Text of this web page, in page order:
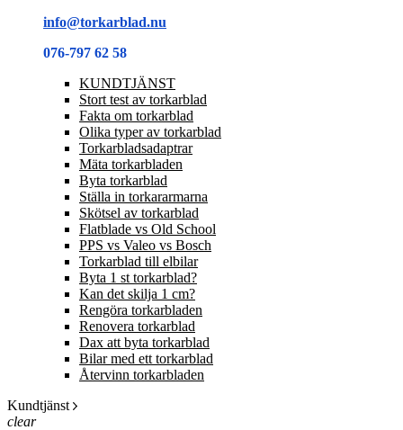
info@torkarblad.nu
076-797 62 58
KUNDTJÄNST
Stort test av torkarblad
Fakta om torkarblad
Olika typer av torkarblad
Torkarbladsadaptrar
Mäta torkarbladen
Byta torkarblad
Ställa in torkararmarna
Skötsel av torkarblad
Flatblade vs Old School
PPS vs Valeo vs Bosch
Torkarblad till elbilar
Byta 1 st torkarblad?
Kan det skilja 1 cm?
Rengöra torkarbladen
Renovera torkarblad
Dax att byta torkarblad
Bilar med ett torkarblad
Återvinn torkarbladen
Kundtjänst
clear